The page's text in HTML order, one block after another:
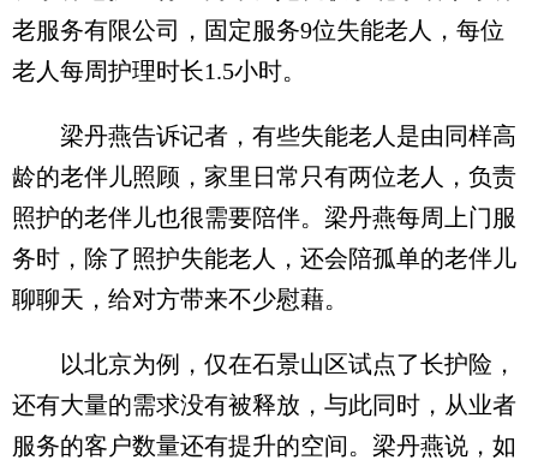
老服务有限公司，固定服务9位失能老人，每位
老人每周护理时长1.5小时。
梁丹燕告诉记者，有些失能老人是由同样高
龄的老伴儿照顾，家里日常只有两位老人，负责
照护的老伴儿也很需要陪伴。梁丹燕每周上门服
务时，除了照护失能老人，还会陪孤单的老伴儿
聊聊天，给对方带来不少慰藉。
以北京为例，仅在石景山区试点了长护险，
还有大量的需求没有被释放，与此同时，从业者
服务的客户数量还有提升的空间。梁丹燕说，如